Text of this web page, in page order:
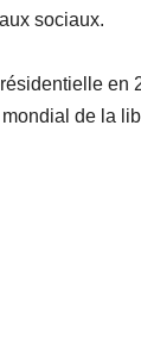
sociaux.
en
de la